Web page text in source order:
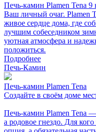
Печь-камин Plamen Tena 9
Ваш личный очаг. Plamen
живое сердце дома, где
лучшим собеседником
уютная атмосфера и
положиться.
Подробнее
Печь-Камин
Печь-камин Plamen Tena
Создайте в своём доме
Печь-камин Plamen Tena —
а родовое гнездо. Для